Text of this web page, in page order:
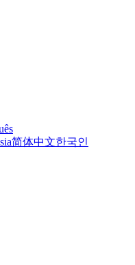
简体中文한국인